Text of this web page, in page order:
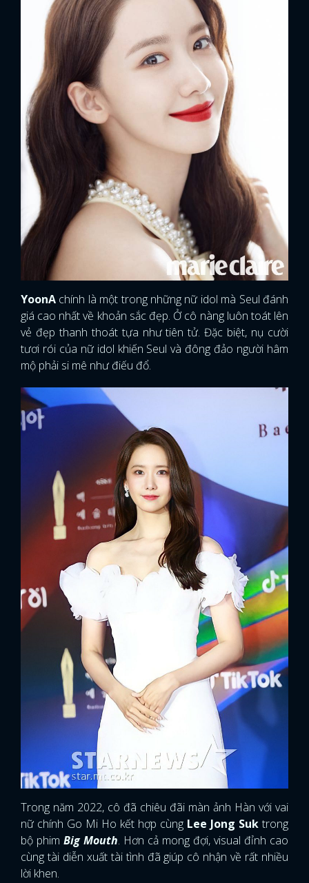
YoonA chính là một trong những nữ idol mà Seul đánh
giá cao nhất về khoản sắc đẹp. Ở cô nàng luôn toát lên
vẻ đẹp thanh thoát tựa như tiên tử. Đặc biệt, nụ cười
tươi rói của nữ idol khiến Seul và đông đảo người hâm
mộ phải si mê như điếu đổ.
Trong năm 2022, cô đã chiêu đãi màn ảnh Hàn với vai
nữ chính Go Mi Ho kết hợp cùng Lee Jong Suk trong
bộ phim Big Mouth. Hơn cả mong đợi, visual đỉnh cao
cùng tài diễn xuất tài tình đã giúp cô nhận về rất nhiều
lời khen.